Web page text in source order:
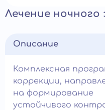
Лечение ночного
Описание
Комплексная
коррекции,
на формирование
устойчивого